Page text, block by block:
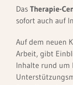
Das Therapie-
sofort auch auf
Auf dem neuen
Arbeit, gibt
Inhalte rund um